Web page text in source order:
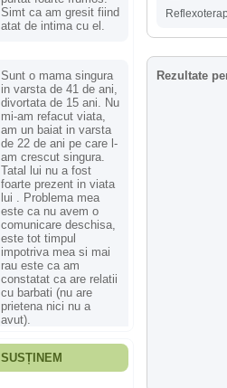
Simt ca am gresit fiind
atat de intima cu el.
Sunt o mama singura
in varsta de 41 de ani,
divortata de 15 ani. Nu
mi-am refacut viata,
am un baiat in varsta
de 22 de ani pe care l-
am crescut singura.
Tatal lui nu a fost
foarte prezent in viata
lui . Problema mea
este ca nu avem o
comunicare deschisa,
este tot timpul
impotriva mea si mai
rau este ca am
constatat ca are relatii
cu barbati (nu are
prietena nici nu a
avut).
Fiica mea s-a nascut
SUSȚINEM
Rezultate